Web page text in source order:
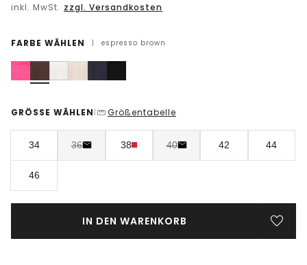
inkl. MwSt. zzgl. Versandkosten
FARBE WÄHLEN | espresso brown
GRÖSSE WÄHLEN | Größentabelle
34 36 38 40 42 44
46
IN DEN WARENKORB